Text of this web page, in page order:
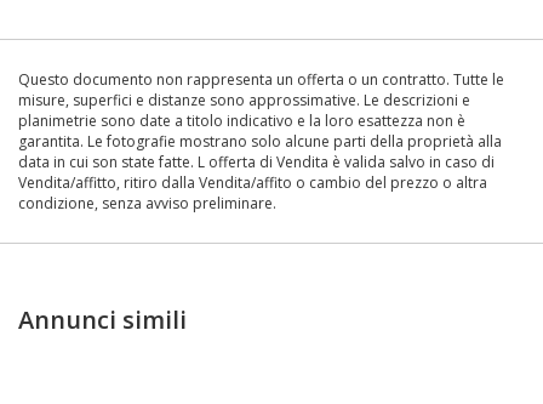
Questo documento non rappresenta un offerta o un contratto. Tutte le
misure, superfici e distanze sono approssimative. Le descrizioni e
planimetrie sono date a titolo indicativo e la loro esattezza non è
garantita. Le fotografie mostrano solo alcune parti della proprietà alla
data in cui son state fatte. L offerta di Vendita è valida salvo in caso di
Vendita/affitto, ritiro dalla Vendita/affito o cambio del prezzo o altra
condizione, senza avviso preliminare.
Annunci simili